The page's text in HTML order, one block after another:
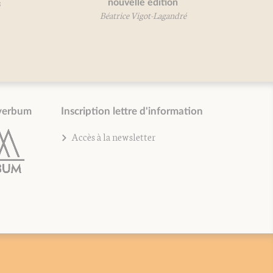
nouvelle édition
Béatrice Vigot-Lagandré
Inscription lettre d'information
Accès à la newsletter